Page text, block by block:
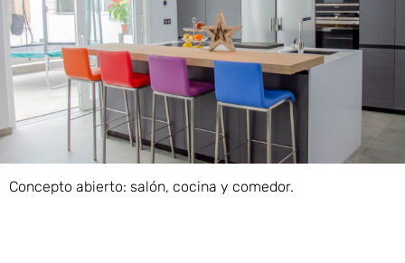
Concepto abierto: salón, cocina y comedor.